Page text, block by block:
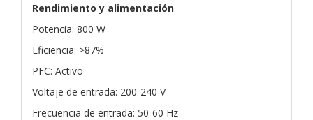
Rendimiento y alimentación
Potencia: 800 W
Eficiencia: >87%
PFC: Activo
Voltaje de entrada: 200-240 V
Frecuencia de entrada: 50-60 Hz